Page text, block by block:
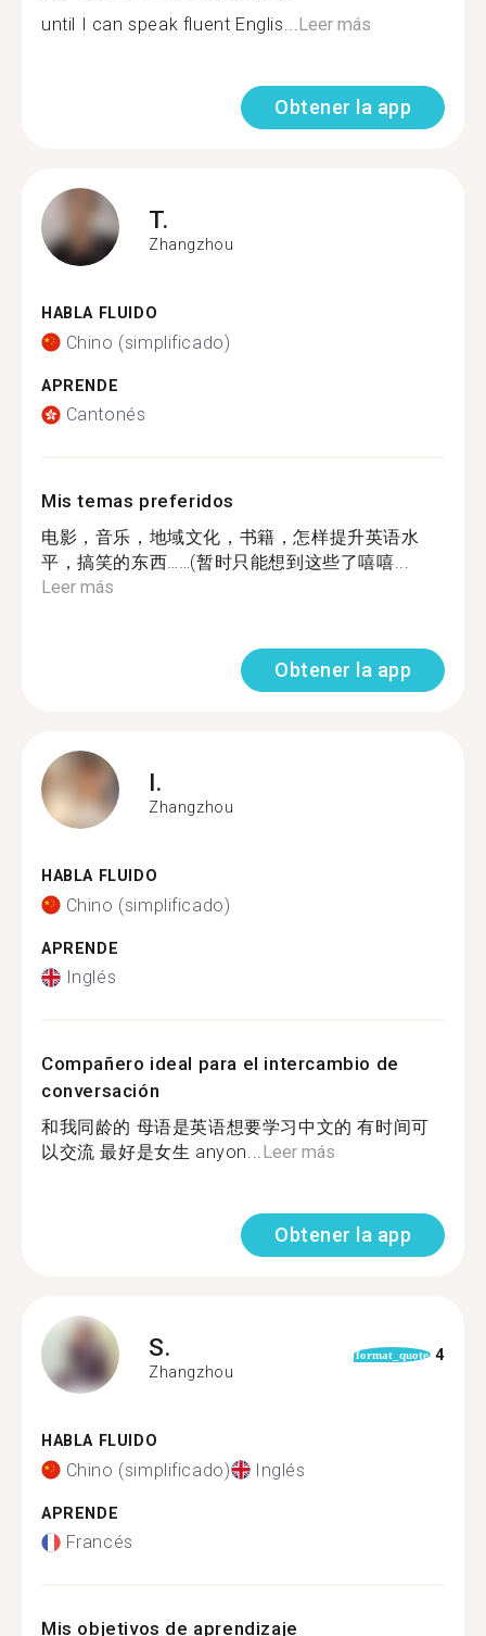
until I can speak fluent Englis...Leer más
Obtener la app
T.
Zhangzhou
HABLA FLUIDO
Chino (simplificado)
APRENDE
Cantonés
Mis temas preferidos
电影，音乐，地域文化，书籍，怎样提升英语水
平，搞笑的东西……(暂时只能想到这些了嘻嘻...
Leer más
Obtener la app
I.
Zhangzhou
HABLA FLUIDO
Chino (simplificado)
APRENDE
Inglés
Compañero ideal para el intercambio de
conversación
和我同龄的 母语是英语想要学习中文的 有时间可
以交流 最好是女生 anyon...Leer más
Obtener la app
S.
Zhangzhou
format_quote 4
HABLA FLUIDO
Chino (simplificado) Inglés
APRENDE
Francés
Mis objetivos de aprendizaje